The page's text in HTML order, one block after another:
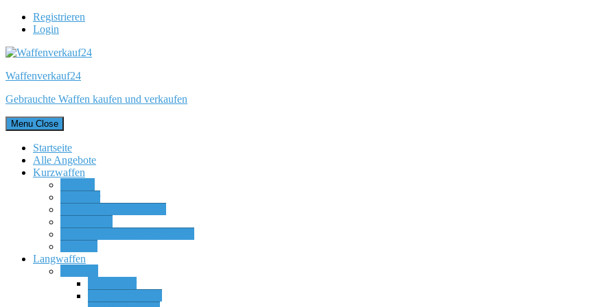
Registrieren
Login
Waffenverkauf24
Gebrauchte Waffen kaufen und verkaufen
Menu Close
Startseite
Alle Angebote
Kurzwaffen
Langwaffen